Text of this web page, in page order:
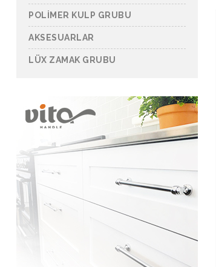
POLİMER KULP GRUBU
AKSESUARLAR
LÜX ZAMAK GRUBU